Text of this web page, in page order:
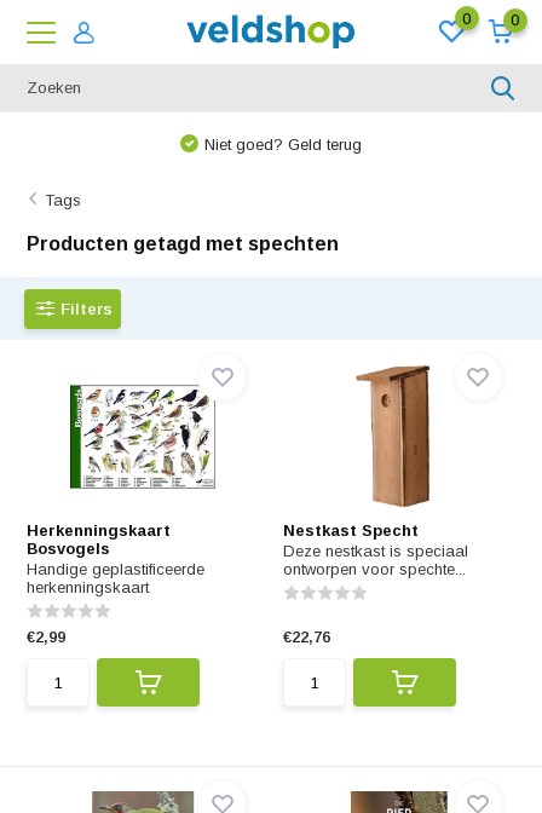
0 0
Niet goed? Geld terug
Tags
Producten getagd met spechten
Filters
Herkenningskaart
Bosvogels
Handige geplastificeerde
herkenningskaart
€2,99
Nestkast Specht
Deze nestkast is speciaal
ontworpen voor spechte...
€22,76